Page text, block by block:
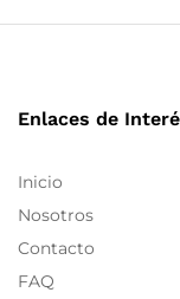
Enlaces de
Inicio
Nosotros
Contacto
FAQ